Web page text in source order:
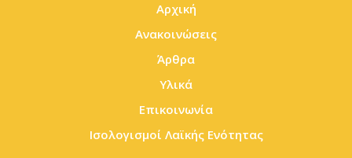
Αρχική
Ανακοινώσεις
Άρθρα
Υλικά
Επικοινωνία
Ισολογισμοί Λαϊκής Ενότητας